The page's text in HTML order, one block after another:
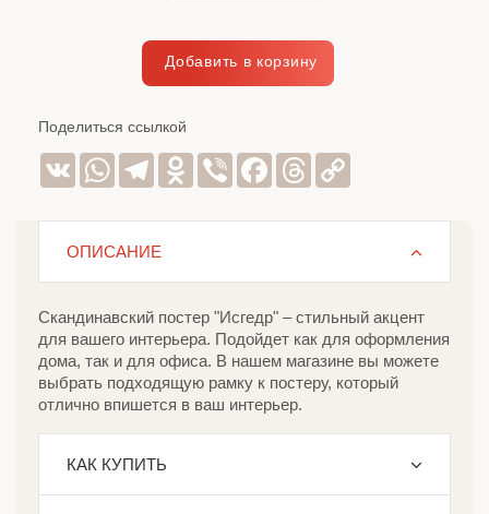
Поделиться ссылкой
VK WhatsAppTelegramOdnoklassniki
Viber Facebook
Threads
ОПИСАНИЕ
Скандинавский постер "Исгедр" – стильный акцент
для вашего интерьера. Подойдет как для оформления
дома, так и для офиса. В нашем магазине вы можете
выбрать подходящую рамку к постеру, который
отлично впишется в ваш интерьер.
КАК КУПИТЬ